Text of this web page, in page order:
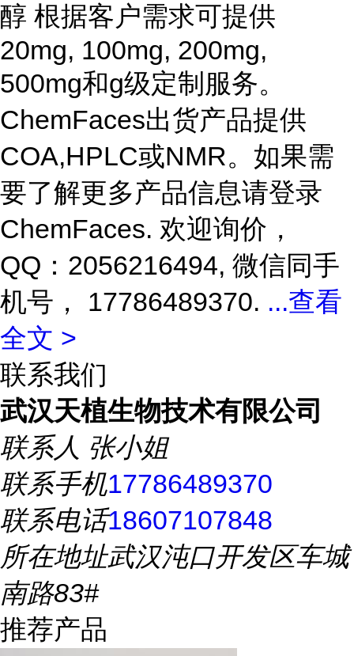
醇 根据客户需求可提供
20mg, 100mg, 200mg,
500mg和g级定制服务。
ChemFaces出货产品提供
COA,HPLC或NMR。如果需
要了解更多产品信息请登录
ChemFaces. 欢迎询价，
QQ：2056216494, 微信同手
机号， 17786489370. ...查看
全文 >
联系我们
武汉天植生物技术有限公司
联系人 张小姐
联系手机17786489370
联系电话18607107848
所在地址武汉沌口开发区车城
南路83#
推荐产品